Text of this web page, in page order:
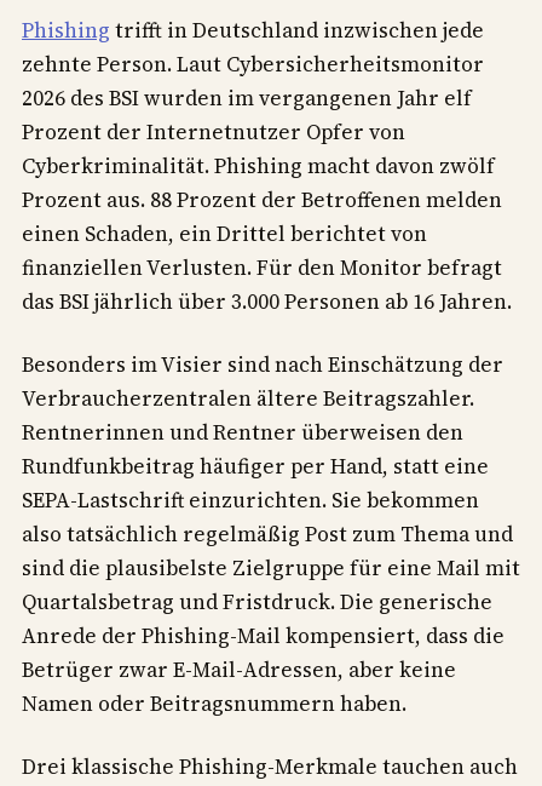
Phishing trifft in Deutschland inzwischen jede
zehnte Person. Laut Cybersicherheitsmonitor
2026 des BSI wurden im vergangenen Jahr elf
Prozent der Internetnutzer Opfer von
Cyberkriminalität. Phishing macht davon zwölf
Prozent aus. 88 Prozent der Betroffenen melden
einen Schaden, ein Drittel berichtet von
finanziellen Verlusten. Für den Monitor befragt
das BSI jährlich über 3.000 Personen ab 16 Jahren.
Besonders im Visier sind nach Einschätzung der
Verbraucherzentralen ältere Beitragszahler.
Rentnerinnen und Rentner überweisen den
Rundfunkbeitrag häufiger per Hand, statt eine
SEPA-Lastschrift einzurichten. Sie bekommen
also tatsächlich regelmäßig Post zum Thema und
sind die plausibelste Zielgruppe für eine Mail mit
Quartalsbetrag und Fristdruck. Die generische
Anrede der Phishing-Mail kompensiert, dass die
Betrüger zwar E-Mail-Adressen, aber keine
Namen oder Beitragsnummern haben.
Drei klassische Phishing-Merkmale tauchen auch